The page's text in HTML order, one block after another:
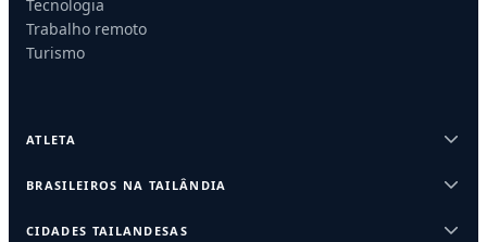
Tecnologia
Trabalho remoto
Turismo
ATLETA
BRASILEIROS NA TAILÂNDIA
CIDADES TAILANDESAS